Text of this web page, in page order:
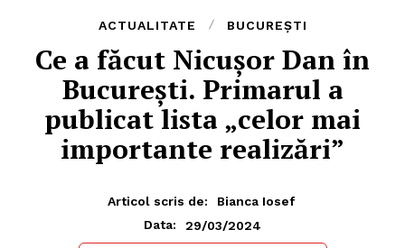
ACTUALITATE BUCUREȘTI
Ce a făcut Nicușor Dan în
București. Primarul a
publicat lista „celor mai
importante realizări”
Articol scris de:
Bianca Iosef
Data:
29/03/2024